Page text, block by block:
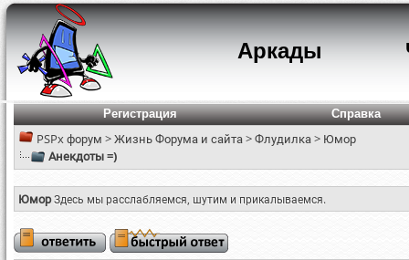
Аркады
Регистрация Справка
PSPx форум >Жизнь Форума и сайта>Флудилка> Юмор
Анекдоты =)
ЮморЗдесь мы расслабляемся, шутим и прикалываемся.